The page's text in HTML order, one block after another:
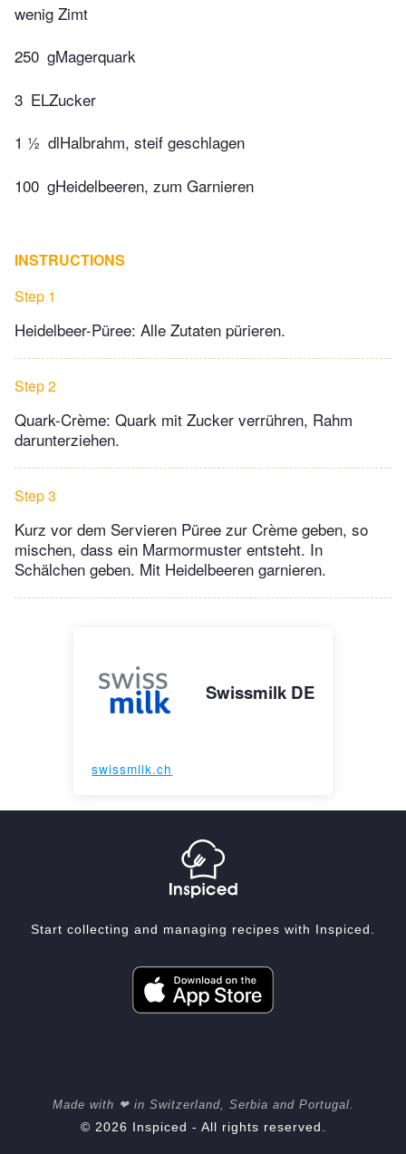
wenig Zimt
250 gMagerquark
3 ELZucker
1 ½ dlHalbrahm, steif geschlagen
100 gHeidelbeeren, zum Garnieren
INSTRUCTIONS
Step 1
Heidelbeer-Püree: Alle Zutaten pürieren.
Step 2
Quark-Crème: Quark mit Zucker verrühren, Rahm
darunterziehen.
Step 3
Kurz vor dem Servieren Püree zur Crème geben, so
mischen, dass ein Marmormuster entsteht. In
Schälchen geben. Mit Heidelbeeren garnieren.
Swissmilk DE
swissmilk.ch
Start collecting and managing recipes with Inspiced.
Made with ❤ in Switzerland, Serbia and Portugal.
© 2026 Inspiced - All rights reserved.